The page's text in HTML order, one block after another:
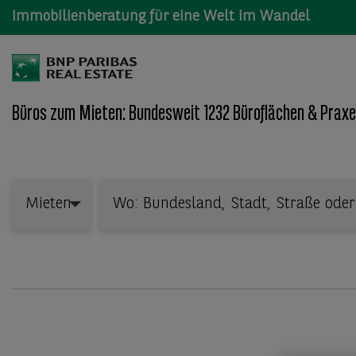
Immobilienberatung für eine Welt im Wandel
Büros zum Mieten: Bundesweit 1232 Büroflächen &
Mieten